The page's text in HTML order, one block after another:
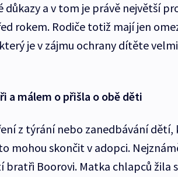
důkazy a v tom je právě největší
rokem. Rodiče totiž mají jen
je v zájmu ochrany dítěte
a málem o přišla o obě děti
z týrání nebo zanedbávání
mohou skončit v adopci.
Boorovi. Matka chlapců žila